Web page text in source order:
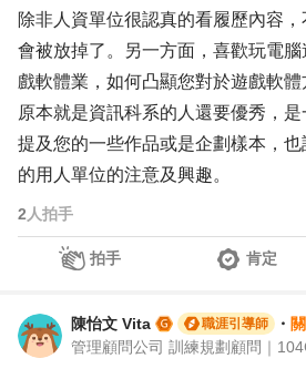
除非人資單位很認真的看履歷內容
會被放掉了。另一方面，喜歡玩電
戲軟體業，如何凸顯您對於遊戲軟
原本就是資訊科系的人還要優秀，
提及您的一些作品或是企劃樣本，
的用人單位的注意及興趣。
2 人拍手
拍手 肯定
陳怡文 Vita 職涯引導師 ・